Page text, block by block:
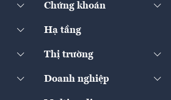
Chứng khoán
Doanh nghiệp niêm yết
Hạ tầng
Thị trường
Doanh nghiệp